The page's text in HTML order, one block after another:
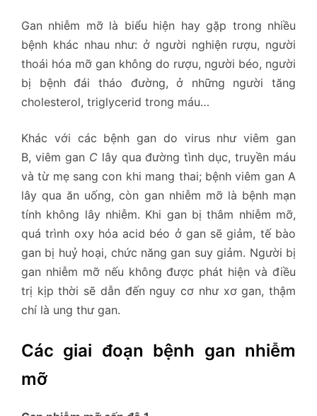
Gan nhiễm mỡ là biểu hiện hay gặp trong nhiều
bệnh khác nhau như: ở người nghiện rượu, người
thoái hóa mỡ gan không do rượu, người béo, người
bị bệnh đái tháo đường, ở những người tăng
cholesterol, triglycerid trong máu…
Khác với các bệnh gan do virus như viêm gan
B, viêm gan Clây qua đường tình dục, truyền máu
và từ mẹ sang con khi mang thai; bệnh viêm gan A
lây qua ăn uống, còn gan nhiễm mỡ là bệnh mạn
tính không lây nhiễm. Khi gan bị thâm nhiễm mỡ,
quá trình oxy hóa acid béo ở gan sẽ giảm, tế bào
gan bị huỷ hoại, chức năng gan suy giảm. Người bị
gan nhiễm mỡ nếu không được phát hiện và điều
trị kịp thời sẽ dẫn đến nguy cơ như xơ gan, thậm
chí là ung thư gan.
Các giai đoạn bệnh gan nhiễm
mỡ